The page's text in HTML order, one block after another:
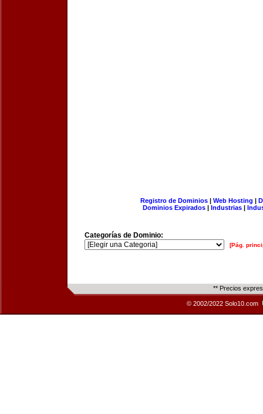
Registro de Dominios| Web Hosting |
Dominios Expirados | Industrias |
Categorías de Dominio:
[Pág.
** Precios
© 2002/2022 Solo10.com